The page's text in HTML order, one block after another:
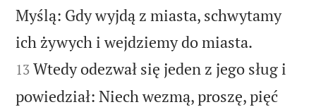
Myślą: Gdy wyjdą z miasta, schwytamy
ich żywych i wejdziemy do miasta.
13 Wtedy odezwał się jeden z jego sług i
powiedział: Niech wezmą, proszę, pięć